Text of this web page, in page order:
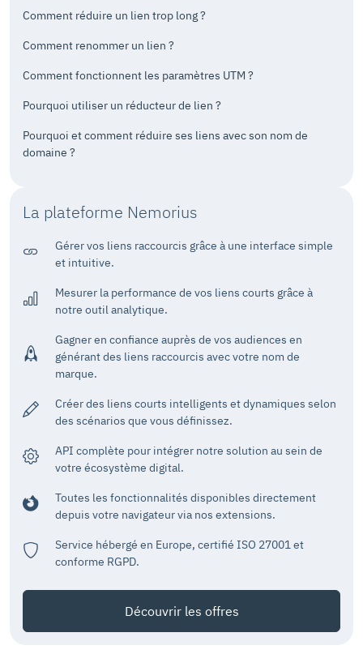
Comment réduire un lien trop long ?
Comment renommer un lien ?
Comment fonctionnent les paramètres UTM ?
Pourquoi utiliser un réducteur de lien ?
Pourquoi et comment réduire ses liens avec son nom de
domaine ?
La plateforme Nemorius
Gérer vos liens raccourcis grâce à une interface simple
et intuitive.
Mesurer la performance de vos liens courts grâce à
notre outil analytique.
Gagner en confiance auprès de vos audiences en
générant des liens raccourcis avec votre nom de
marque.
Créer des liens courts intelligents et dynamiques selon
des scénarios que vous définissez.
API complète pour intégrer notre solution au sein de
votre écosystème digital.
Toutes les fonctionnalités disponibles directement
depuis votre navigateur via nos extensions.
Service hébergé en Europe, certifié ISO 27001 et
conforme RGPD.
Découvrir les offres